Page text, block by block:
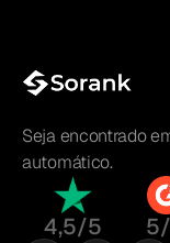
Seja encontrado
automático.
4,5/5